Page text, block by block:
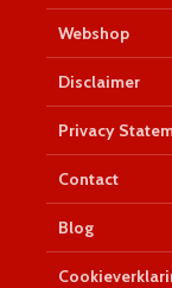
Webshop
Disclaimer
Privacy
Contact
Blog